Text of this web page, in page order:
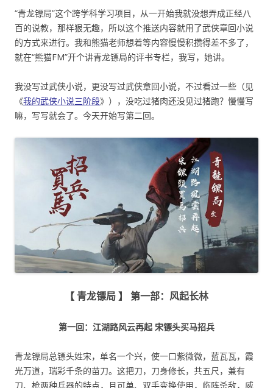
“青龙镖局”这个跨学科学习项目，从一开始我就没想弄成正经八
百的说教，那样狠无趣，所以这个推送内容就用了武侠章回小说
的方式来进行。我和熊猫老师想着等内容慢慢积攒得差不多了，
就在“熊猫FM”开个讲青龙镖局的评书专栏，我写，她讲。
我没写过武侠小说，更没写过武侠章回小说，不过看过一些（见
《我的武侠小说三阶段》），没吃过猪肉还没见过猪跑？慢慢写
嘛，写写就会了。今天开始写第二回。
【 青龙镖局 】 第一部：风起长林
第一回：江湖路风云再起 宋镖头买马招兵
青龙镖局总镖头姓宋，单名一个兴，使一口紫微微，蓝瓦瓦，霞
光万道，瑞彩千条的苗刀。这把刀，刀身修长，共五尺，兼有
刀、枪两种兵器的特点，且可单、双手变换使用，临阵杀敌，威